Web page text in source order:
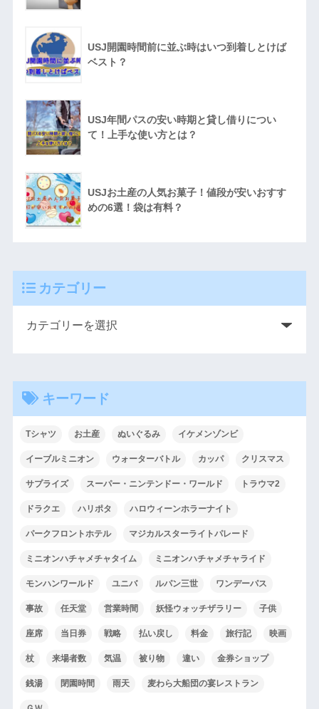
USJ開園時間前に並ぶ時はいつ到着しとけば
ベスト？
USJ年間パスの安い時期と貸し借りについ
て！上手な使い方とは？
USJお土産の人気お菓子！値段が安いおすす
めの6選！袋は有料？
カテゴリー
キーワード
Tシャツ お土産 ぬいぐるみ イケメンゾンビ
イーブルミニオン ウォーターバトル カッパ クリスマス
サプライズ スーパー・ニンテンドー・ワールド トラウマ2
ドラクエ ハリポタ ハロウィーンホラーナイト
パークフロントホテル マジカルスターライトパレード
ミニオンハチャメチャタイム ミニオンハチャメチャライド
モンハンワールド ユニバ ルパン三世 ワンデーパス
事故 任天堂 営業時間 妖怪ウォッチザラリー 子供
座席 当日券 戦略 払い戻し 料金 旅行記 映画
杖 来場者数 気温 被り物 違い 金券ショップ
銭湯 閉園時間 雨天 麦わら大船団の宴レストラン